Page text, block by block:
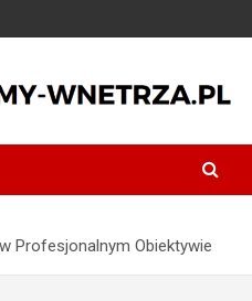
Profesjonalnym Obiektywie